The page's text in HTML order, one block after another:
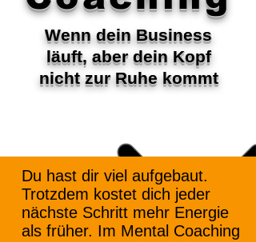
Wenn dein Business
läuft, aber dein Kopf
nicht zur Ruhe kommt
Du hast dir viel aufgebaut.
Trotzdem kostet dich jeder
nächste Schritt mehr Energie
als früher. Im Mental Coaching